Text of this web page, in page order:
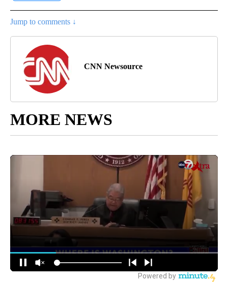
Jump to comments ↓
CNN Newsource
MORE NEWS